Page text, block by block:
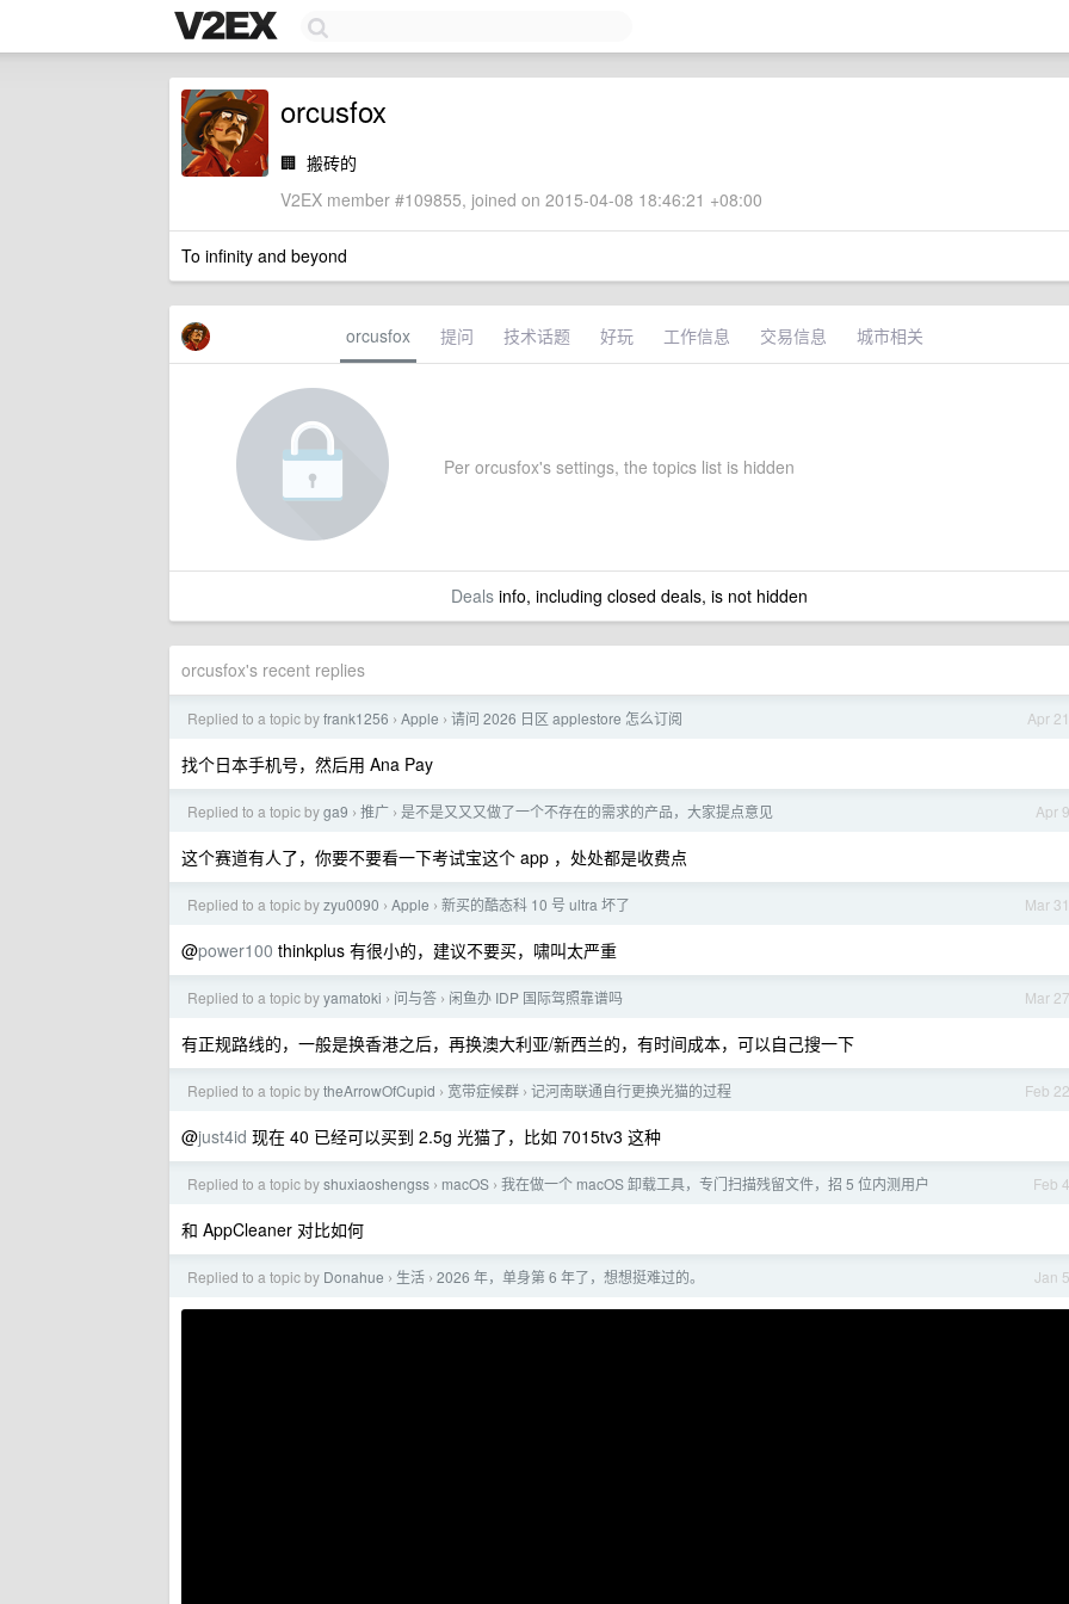
orcusfox
🏢 搬砖的
V2EX member #109855, joined on 2015-04-08 18:46:21 +08:00
To infinity and beyond
orcusfox 提问 技术话题 好玩 工作信息 交易信息 城市相关
Per orcusfox's settings, the topics list is hidden
Dealsinfo, including closed deals, is not hidden
orcusfox's recent replies
Apr 21
Replied to a topic byfrank1256 › Apple › 请问 2026 日区 applestore 怎么订阅
找个日本手机号，然后用 Ana Pay
Apr 9
Replied to a topic byga9 › 推广 › 是不是又又又做了一个不存在的需求的产品，大家提点意见
这个赛道有人了，你要不要看一下考试宝这个 app ，处处都是收费点
Mar 31
Replied to a topic byzyu0090 › Apple › 新买的酷态科 10 号 ultra 坏了
@power100 thinkplus 有很小的，建议不要买，啸叫太严重
Mar 27
Replied to a topic byyamatoki › 问与答 › 闲鱼办 IDP 国际驾照靠谱吗
有正规路线的，一般是换香港之后，再换澳大利亚/新西兰的，有时间成本，可以自己搜一下
Feb 22
Replied to a topic bytheArrowOfCupid › 宽带症候群 › 记河南联通自行更换光猫的过程
@just4id 现在 40 已经可以买到 2.5g 光猫了，比如 7015tv3 这种
Feb 4
Replied to a topic byshuxiaoshengss › macOS › 我在做一个 macOS 卸载工具，专门扫描残留文件，招 5 位内测用户
和 AppCleaner 对比如何
Jan 5
Replied to a topic by Donahue › 生活 › 2026 年，单身第 6 年了，想想挺难过的。